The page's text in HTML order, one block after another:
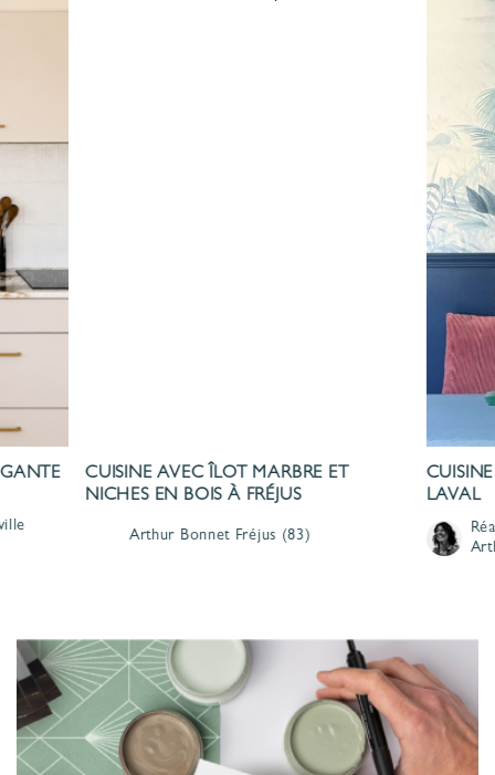
CUISINE AVEC ÎLOT MARBRE ET
NICHES EN BOIS À FRÉJUS
Arthur Bonnet Fréjus (83)
LAVAL